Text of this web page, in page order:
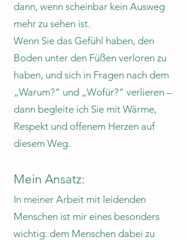
dann, wenn scheinbar kein Ausweg
mehr zu sehen ist.
Wenn Sie das Gefühl haben, den
Boden unter den Füßen verloren zu
haben, und sich in Fragen nach dem
„Warum?“ und „Wofür?“ verlieren –
dann begleite ich Sie mit Wärme,
Respekt und offenem Herzen auf
diesem Weg.
Mein Ansatz:
In meiner Arbeit mit leidenden
Menschen ist mir eines besonders
wichtig: dem Menschen dabei zu